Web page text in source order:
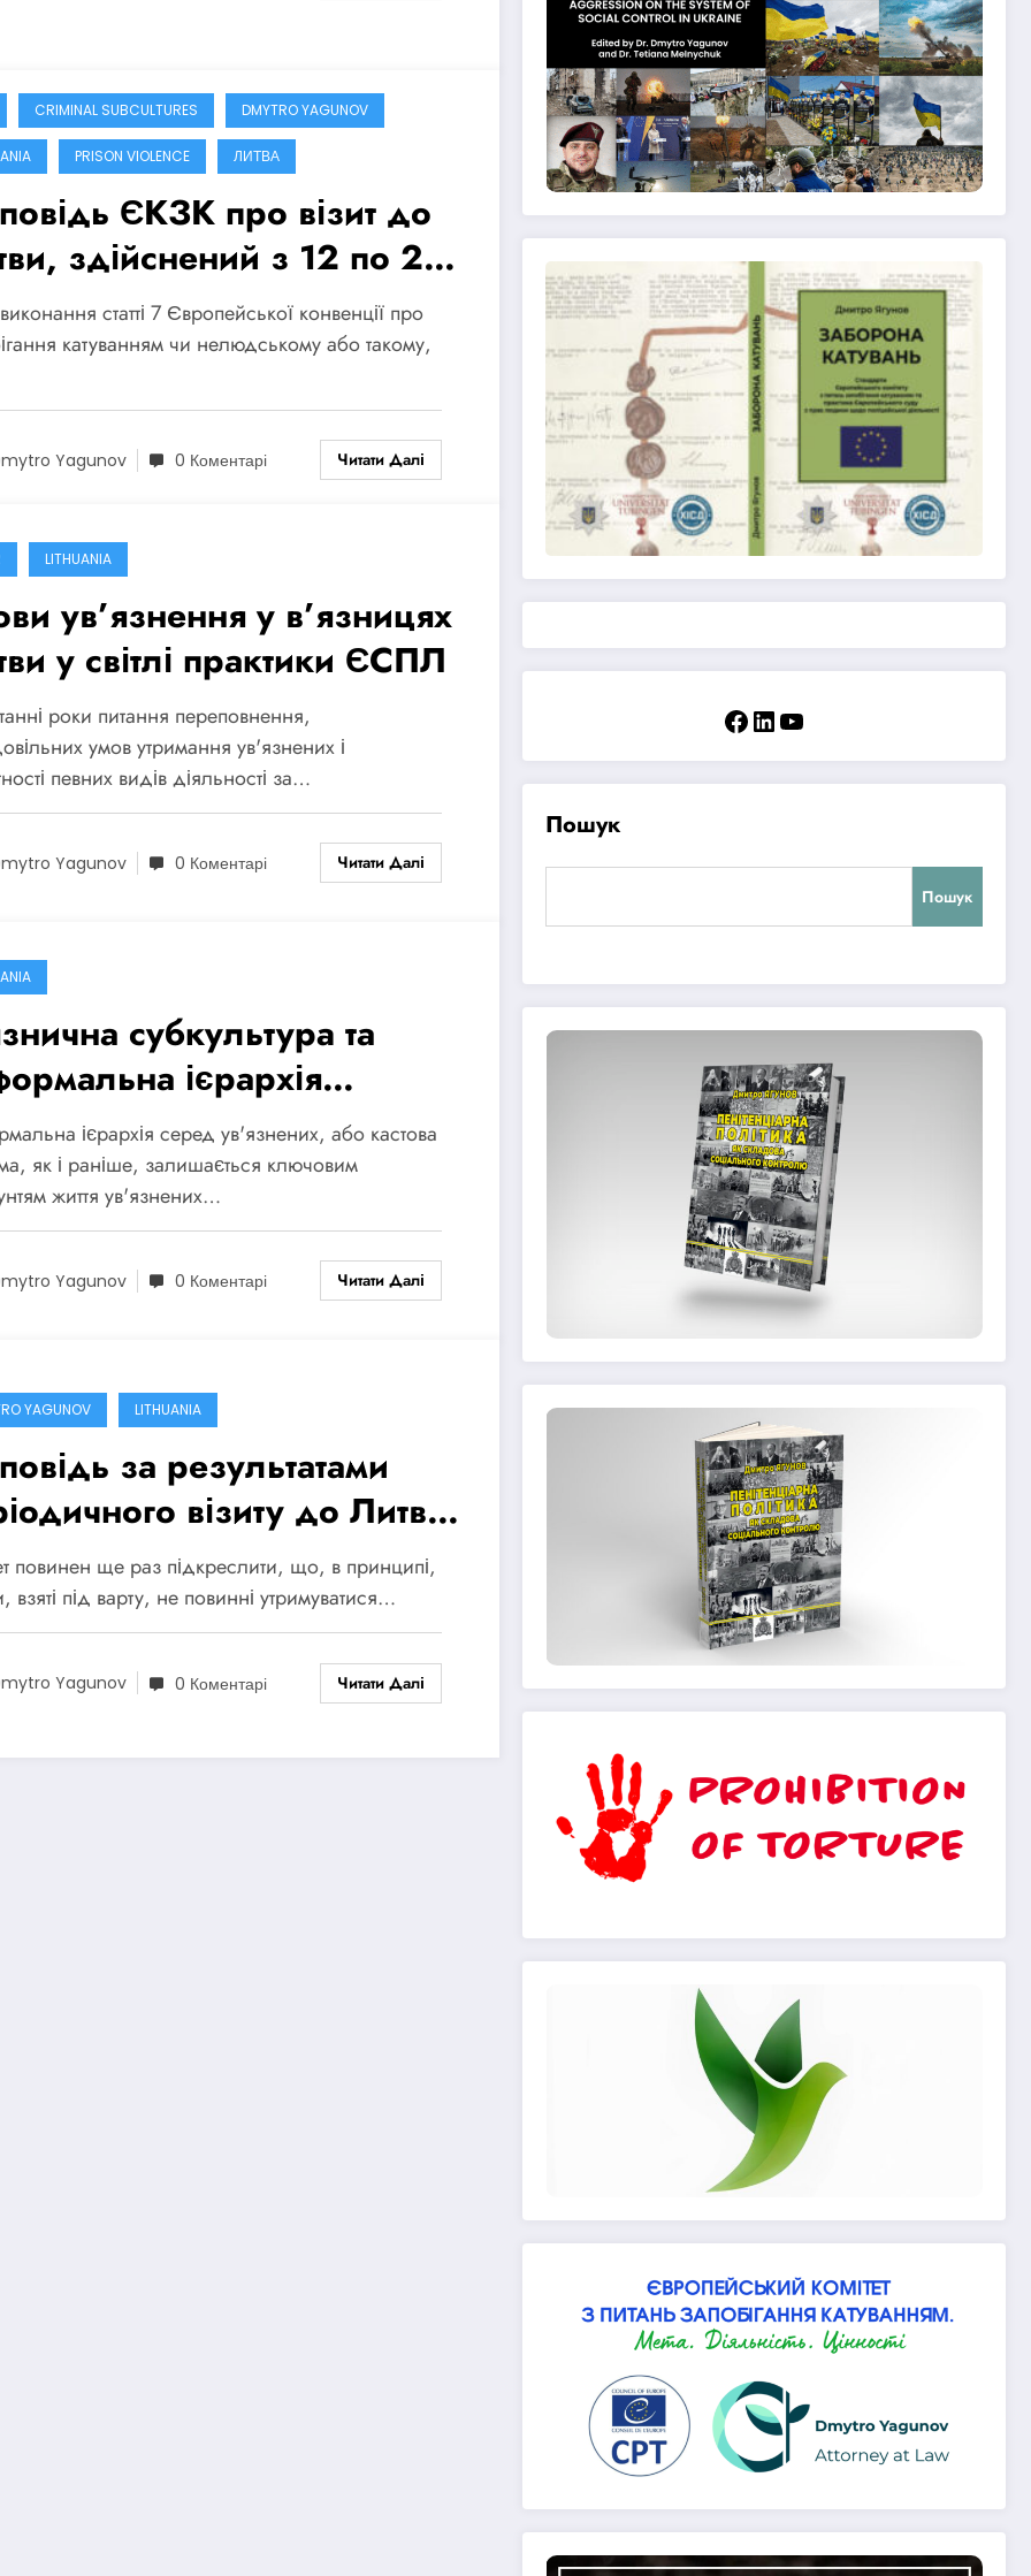
CRIMINAL SUBCULTURES DMYTRO YAGUNOV
PRISON VIOLENCE ЛИТВА
ЄКЗК про візит до
здійснений з 12 по 22
2024 року
статті 7 Європейської конвенції про
катуванням чи нелюдському або такому,
Yagunov 0 Коментарі Читати Далі
LITHUANIA
ув’язнення у в’язницях
у світлі практики ЄСПЛ
роки питання переповнення,
умов утримання ув'язнених і
певних видів діяльності за…
Yagunov 0 Коментарі Читати Далі
субкультурa та
ієрархія
(доповідь ЄКЗК
Литви, візит 2021 року)
ієрархія серед ув'язнених, або кастова
як і раніше, залишається ключовим
життя ув'язнених…
Yagunov 0 Коментарі Читати Далі
YAGUNOV LITHUANIA
за результатами
візиту до Литви,
ЄКЗК з 10 по 20
2021 року (витяги)
повинен ще раз підкреслити, що, в принципі,
взяті під варту, не повинні утримуватися…
Yagunov 0 Коментарі Читати Далі
Facebook
LinkedIn
YouTube
Пошук
Пошук